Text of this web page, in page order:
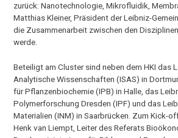
zurück: Nanotechnologie, Mikrofluidik,
Matthias Kleiner, Präsident der Leibniz-
die Zusammenarbeit zwischen den
werde.
Beteiligt am Cluster sind neben dem HKI das
Analytische Wissenschaften (ISAS) in
für Pflanzenbiochemie (IPB) in Halle, das
Polymerforschung Dresden (IPF) und das
Materialien (INM) in Saarbrücken. Zum Kick-
Henk van Liempt, Leiter des Referats